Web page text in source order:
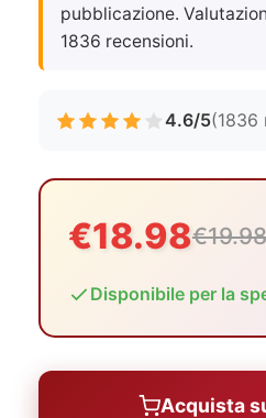
pubblicazione.
1836 recensioni.
4.6/5(1836
€18.98€19.98
Disponibile per la
Acquista